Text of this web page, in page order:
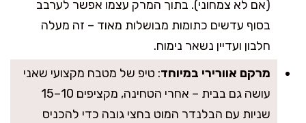
(אם לא צמחוני). בתוך המרק עצמו אפשר לערבב
בסוף עדשים כתומות מבושלות מאוד – זה מעלה
חלבון ועדיין נשאר נימוח.
מרקם אוורירי במיוחד: טיפ של מטבח מקצועי שאני
עושה גם בבית – אחרי הטחינה, מקציפים 10–15
שניות עם הבלנדר המוט בחצי גובה כדי להכניס